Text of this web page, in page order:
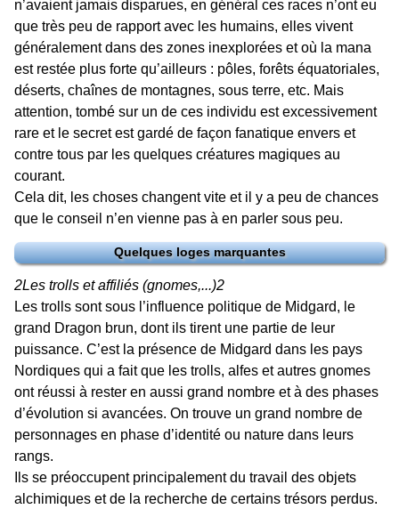
n’avaient jamais disparues, en général ces races n’ont eu
que très peu de rapport avec les humains, elles vivent
généralement dans des zones inexplorées et où la mana
est restée plus forte qu’ailleurs : pôles, forêts équatoriales,
déserts, chaînes de montagnes, sous terre, etc. Mais
attention, tombé sur un de ces individu est excessivement
rare et le secret est gardé de façon fanatique envers et
contre tous par les quelques créatures magiques au
courant.
Cela dit, les choses changent vite et il y a peu de chances
que le conseil n’en vienne pas à en parler sous peu.
Quelques loges marquantes
2Les trolls et affiliés (gnomes,...)2
Les trolls sont sous l’influence politique de Midgard, le
grand Dragon brun, dont ils tirent une partie de leur
puissance. C’est la présence de Midgard dans les pays
Nordiques qui a fait que les trolls, alfes et autres gnomes
ont réussi à rester en aussi grand nombre et à des phases
d’évolution si avancées. On trouve un grand nombre de
personnages en phase d’identité ou nature dans leurs
rangs.
Ils se préoccupent principalement du travail des objets
alchimiques et de la recherche de certains trésors perdus.